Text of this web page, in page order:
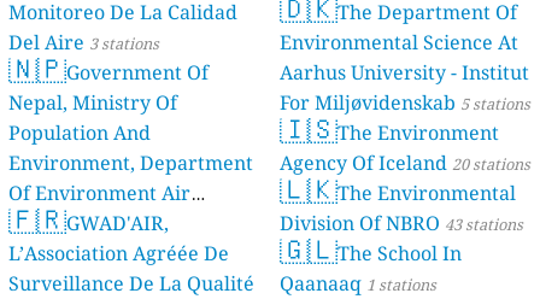
Monitoreo De La Calidad
Del Aire 3 stations
🇳🇵Government Of
Nepal, Ministry Of
Population And
Environment, Department
Of Environment Air
Quality Monitoring
stations
🇫🇷GWAD'AIR,
L’Association Agréée De
Surveillance De La Qualité
🇩🇰The Department Of
Environmental Science At
Aarhus University - Institut
For Miljøvidenskab 5 stations
🇮🇸The Environment
Agency Of Iceland 20 stations
🇱🇰The Environmental
Division Of NBRO 43 stations
🇬🇱The School In
Qaanaaq 1 stations